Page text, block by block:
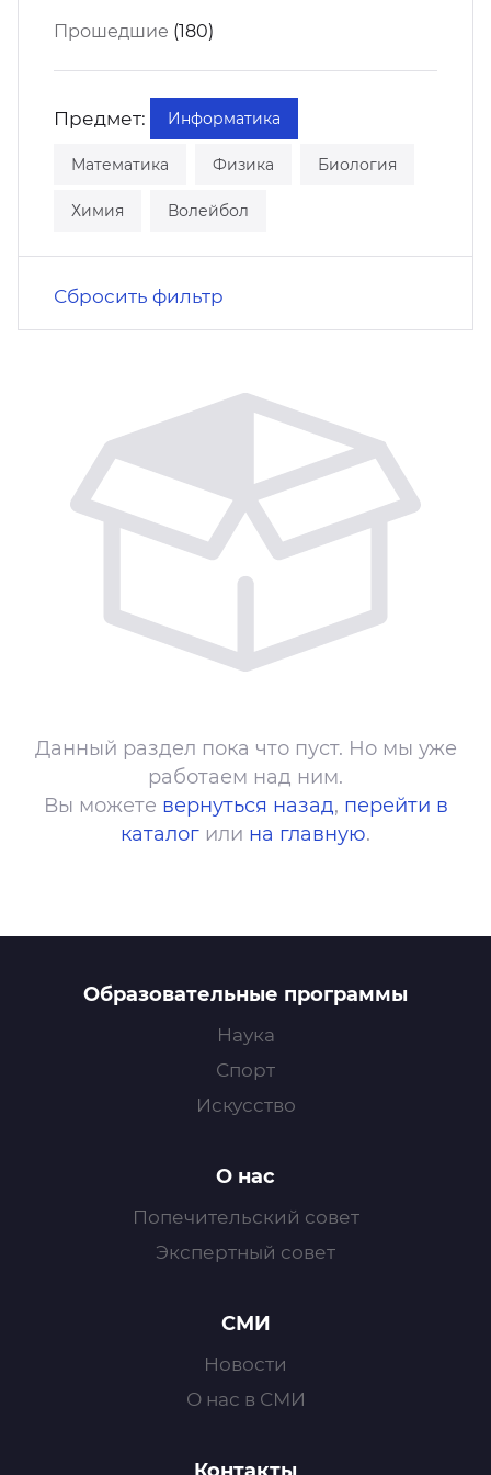
Прошедшие (180)
Предмет: Информатика
Математика Физика Биология
Химия Волейбол
Сбросить фильтр
Данный раздел пока что пуст. Но мы уже
работаем над ним.
Вы можете вернуться назад, перейти в
каталог или на главную.
Образовательные программы
Наука
Спорт
Искусство
О нас
Попечительский совет
Экспертный совет
СМИ
Новости
О нас в СМИ